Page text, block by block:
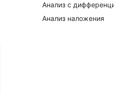
Анализ с
Анализ наложения